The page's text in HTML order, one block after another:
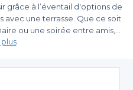
grâce à l’éventail d'options de
avec une terrasse. Que ce soit
ou une soirée entre amis,
une touche d'originalité
une atmosphère propice
à la détente.
via Privateaser
recherche de salles, vous